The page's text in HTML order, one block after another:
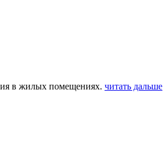
в жилых помещениях. читать дальше